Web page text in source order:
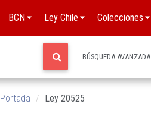
BCN Ley Chile Colecciones
BÚSQUEDA AVANZADA
Portada Ley 20525